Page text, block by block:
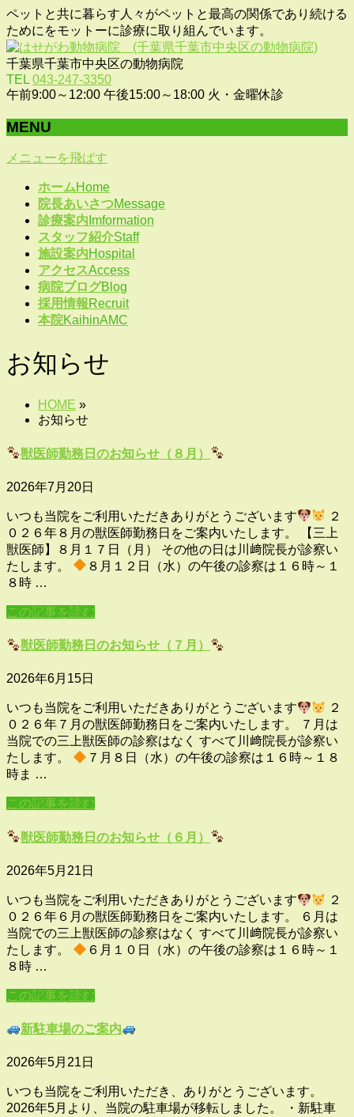
ペットと共に暮らす人々がペットと最高の関係であり続ける
ためにをモットーに診療に取り組んでいます。
千葉県千葉市中央区の動物病院
TEL 043-247-3350
午前9:00～12:00 午後15:00～18:00 火・金曜休診
MENU
メニューを飛ばす
ホームHome
院長あいさつMessage
診療案内 Imformation
スタッフ紹介Staff
施設案内Hospital
アクセスAccess
病院ブログBlog
採用情報Recruit
本院KaihinAMC
お知らせ
HOME »
お知らせ
獣医師勤務日のお知らせ（８月）
2026年7月20日
いつも当院をご利用いただきありがとうございます
２
０２６年８月の獣医師勤務日をご案内いたします。 【三上
獣医師】８月１７日（月） その他の日は川﨑院長が診察い
たします。
８月１２日（水）の午後の診察は１６時～１
８時 …
この記事を読む
獣医師勤務日のお知らせ（７月）
2026年6月15日
いつも当院をご利用いただきありがとうございます
２
０２６年７月の獣医師勤務日をご案内いたします。 ７月は
当院での三上獣医師の診察はなく すべて川﨑院長が診察い
たします。
７月８日（水）の午後の診察は１６時～１８
時ま …
この記事を読む
獣医師勤務日のお知らせ（６月）
2026年5月21日
いつも当院をご利用いただきありがとうございます
２
０２６年６月の獣医師勤務日をご案内いたします。 ６月は
当院での三上獣医師の診察はなく すべて川﨑院長が診察い
たします。
６月１０日（水）の午後の診察は１６時～１
８時 …
この記事を読む
新駐車場のご案内
2026年5月21日
いつも当院をご利用いただき、ありがとうございます。
2026年5月より、当院の駐車場が移転しました。 ・新駐車